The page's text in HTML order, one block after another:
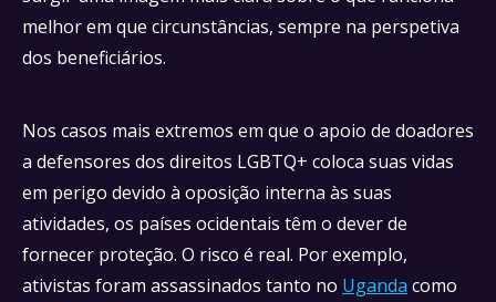
melhor em que circunstâncias, sempre na perspetiva
dos beneficiários.
Nos casos mais extremos em que o apoio de doadores
a defensores dos direitos LGBTQ+ coloca suas vidas
em perigo devido à oposição interna às suas
atividades, os países ocidentais têm o dever de
fornecer proteção. O risco é real. Por exemplo,
ativistas foram assassinados tanto no Uganda como